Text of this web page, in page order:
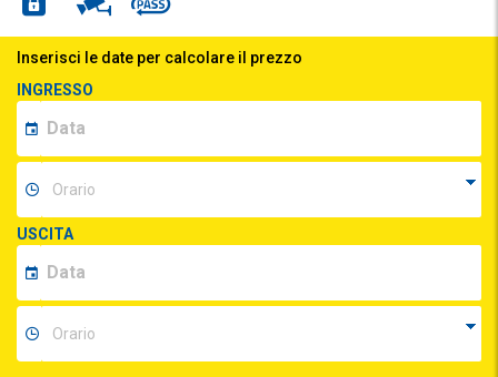
Inserisci le date per calcolare il prezzo
INGRESSO
USCITA